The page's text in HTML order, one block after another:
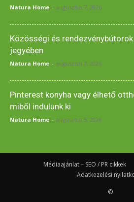
Natura Home - augusztus 7, 2026
Közösségi és
jegyében
Natura Home - augusztus 7, 2026
Pinterest konyha vagy élhető
miből indulunk ki
Natura Home - augusztus 5, 2026
Médiaajánlat – SEO / PR cikkek
Adatkezelési
©